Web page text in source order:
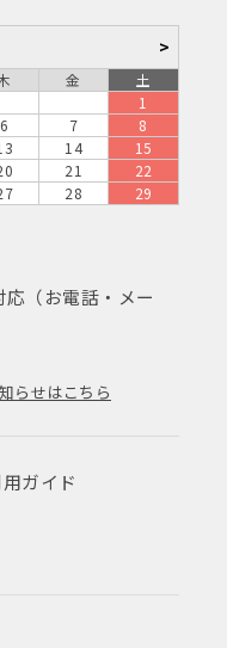
>
金
土
1
6 7
8
14
15
21
22
28
29
（お電話・メー
らせはこちら
ガイド